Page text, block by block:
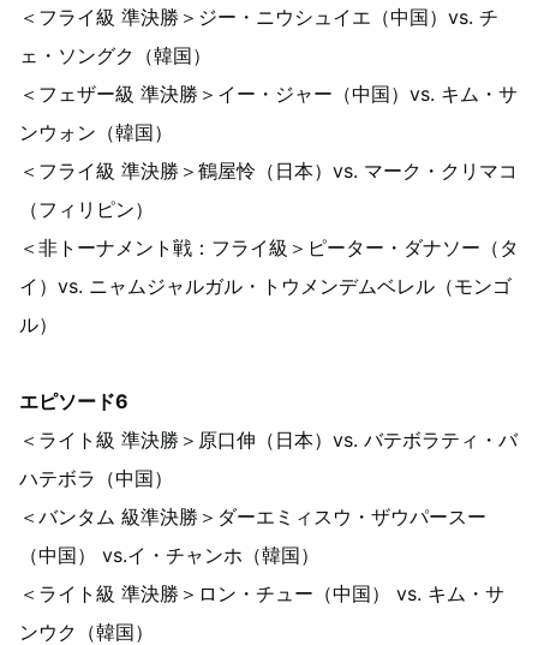
＜フライ級 準決勝＞ジー・ニウシュイエ（中国）vs. チ
ェ・ソングク（韓国）
＜フェザー級 準決勝＞イー・ジャー（中国）vs. キム・サ
ンウォン（韓国）
＜フライ級 準決勝＞鶴屋怜（日本）vs. マーク・クリマコ
（フィリピン）
＜非トーナメント戦：フライ級＞ピーター・ダナソー（タ
イ）vs. ニャムジャルガル・トウメンデムベレル（モンゴ
ル）
エピソード6
＜ライト級 準決勝＞原口伸（日本）vs. バテボラティ・バ
ハテボラ（中国）
＜バンタム 級準決勝＞ダーエミィスウ・ザウパースー
（中国） vs.イ・チャンホ（韓国）
＜ライト級 準決勝＞ロン・チュー（中国） vs. キム・サ
ンウク（韓国）